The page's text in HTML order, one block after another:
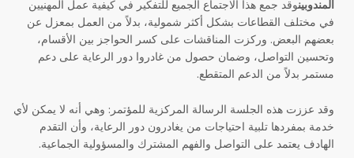
المندوبينوقد جمع هذا الاجتماع الجميع للتفكير في كيفية عمل المهنيين
في مختلف القطاعات بشكل أكثر شمولية، بدلاً من العمل بمعزل عن
بعضهم البعض. وركزت المناقشات على كسر الحواجز بين الأقسام،
وتحسين التواصل، وضمان حصول من غادروا دور الرعاية على دعم
مستمر بدلاً من الدعم المتقطع.
وقد عززت هذه الجلسة الرسالة المركزية للمؤتمر: وهي أنه لا يمكن لأي
خدمة بمفردها تلبية احتياجات من يغادرون دور الرعاية، وأن التقدم
الهادف يعتمد على التواصل والفهم المشترك والمسؤولية الجماعية.